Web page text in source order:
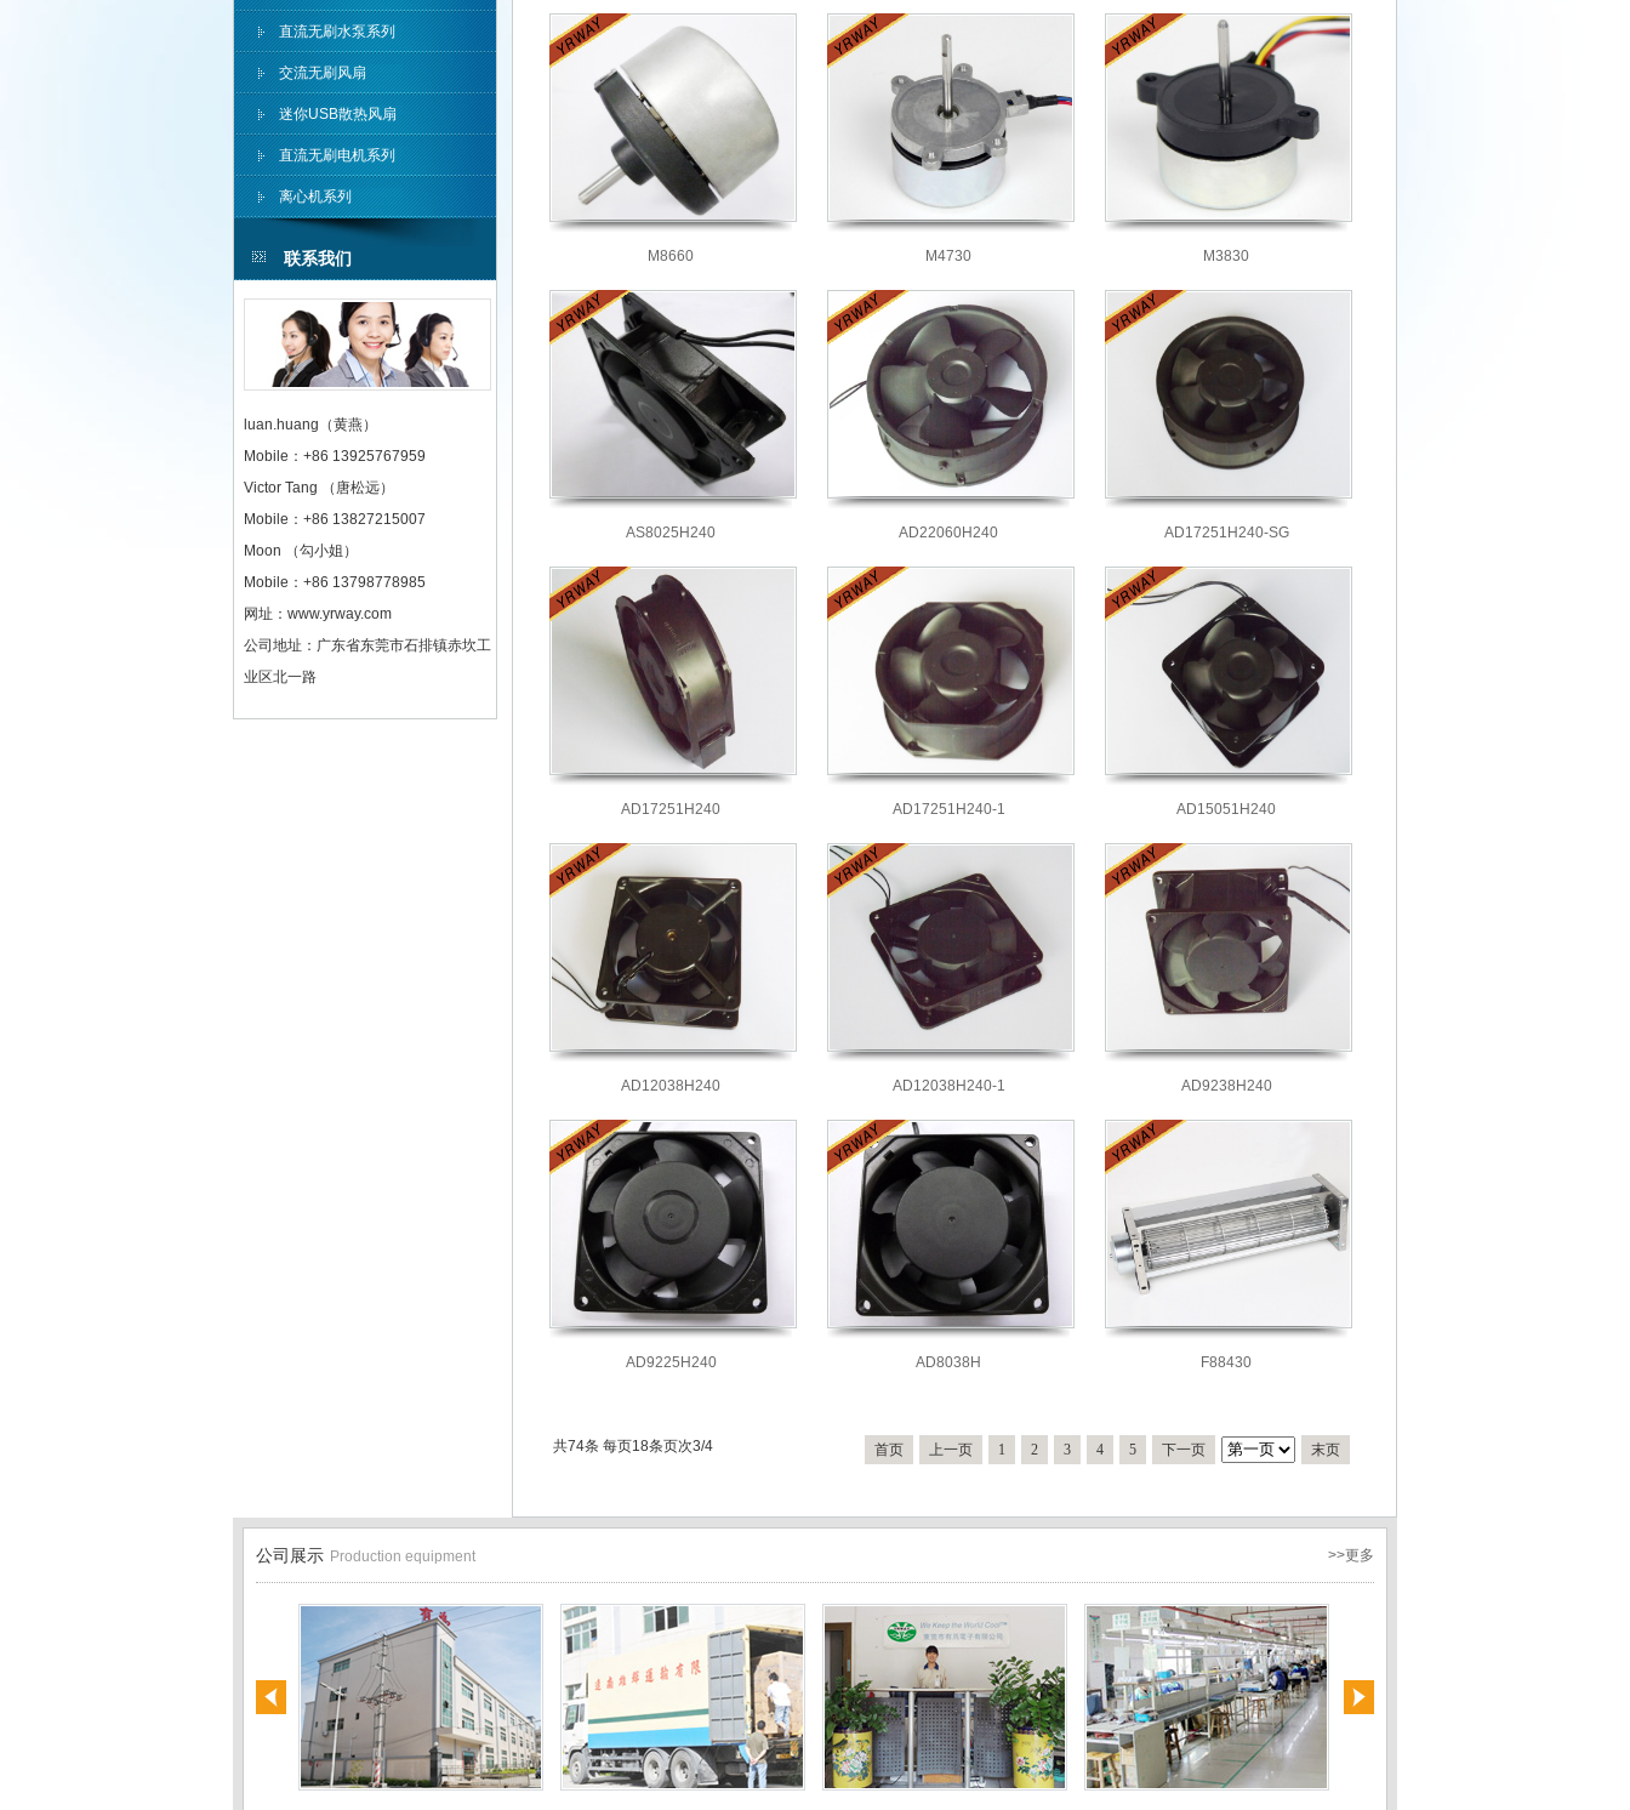
直流无刷水泵系列
交流无刷风扇
迷你USB散热风扇
直流无刷电机系列
离心机系列
联系我们
luan.huang（黄燕）
Mobile：+86 13925767959
Victor Tang （唐松远）
Mobile：+86 13827215007
Moon （勾小姐）
Mobile：+86 13798778985
网址：www.yrway.com
公司地址：广东省东莞市石排镇赤坎工
业区北一路
M8660 M4730 M3830
AS8025H240 AD22060H240 AD17251H240-SG
AD17251H240 AD17251H240-1 AD15051H240
AD12038H240 AD12038H240-1 AD9238H240
AD9225H240 AD8038H F88430
共74条 每页18条页次3/4 首页 上一页 1 2 3 4 5 下一页 末页
>>更多
公司展示 Production equipment